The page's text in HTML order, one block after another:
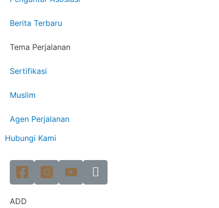
Berita Terbaru
Tema Perjalanan
Sertifikasi
Muslim
Agen Perjalanan
Hubungi Kami
ADD